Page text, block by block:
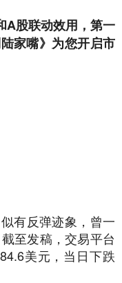
A股联动效用，第一
家嘴》为您开启市
有反弹迹象，曾一
至发稿，交易平台
美元，当日下跌